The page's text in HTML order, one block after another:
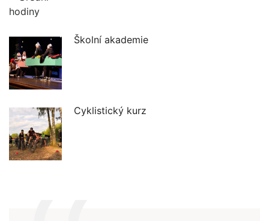
Školní akademie
Cyklistický kurz